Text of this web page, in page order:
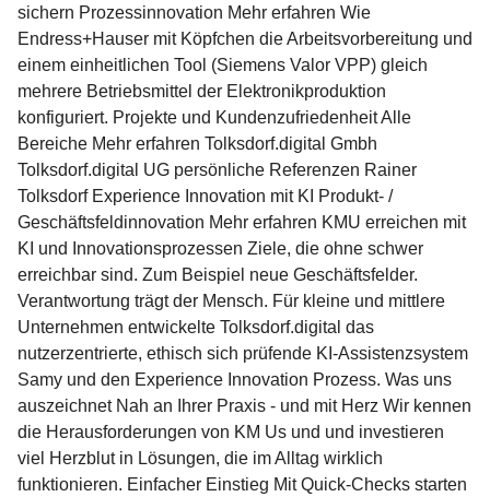
sichern Prozessinnovation Mehr erfahren Wie
Endress+Hauser mit Köpfchen die Arbeitsvorbereitung und
einem einheitlichen Tool (Siemens Valor VPP) gleich
mehrere Betriebsmittel der Elektronikproduktion
konfiguriert. Projekte und Kundenzufriedenheit​ Alle
Bereiche Mehr erfahren Tolksdorf.digital Gmbh
Tolksdorf.digital UG persönliche Referenzen Rainer
Tolksdorf Experience Innovation mit KI Produkt- /
Geschäftsfeldinnovation Mehr erfahren KMU erreichen mit
KI und Innovationsprozessen Ziele, die ohne schwer
erreichbar sind. Zum Beispiel neue Geschäftsfelder.
Verantwortung trägt der Mensch. Für kleine und mittlere
Unternehmen entwickelte Tolksdorf.digital das
nutzerzentrierte, ethisch sich prüfende KI-Assistenzsystem
Samy und den Experience Innovation Prozess. Was uns
auszeichnet Nah an Ihrer Praxis - und mit Herz Wir kennen
die Herausforderungen von KM Us und und investieren
viel Herzblut in Lösungen, die im Alltag wirklich
funktionieren. Einfacher Einstieg Mit Quick-Checks starten